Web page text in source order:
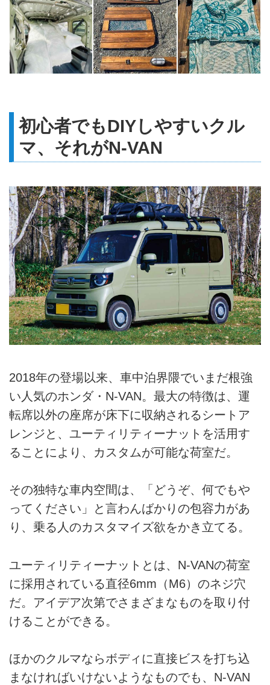
初心者でもDIYしやすいクル
マ、それがN-VAN
2018年の登場以来、車中泊界隈でいまだ根強
い人気のホンダ・N-VAN。最大の特徴は、運
転席以外の座席が床下に収納されるシートア
レンジと、ユーティリティーナットを活用す
ることにより、カスタムが可能な荷室だ。
その独特な車内空間は、「どうぞ、何でもや
ってください」と言わんばかりの包容力があ
り、乗る人のカスタマイズ欲をかき立てる。
ユーティリティーナットとは、N-VANの荷室
に採用されている直径6mm（M6）のネジ穴
だ。アイデア次第でさまざまなものを取り付
けることができる。
ほかのクルマならボディに直接ビスを打ち込
まなければいけないようなものでも、N-VAN